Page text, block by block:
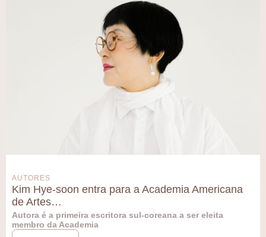
AUTORES
Kim Hye-soon entra para a Academia Americana
de Artes…
Autora é a primeira escritora sul-coreana a ser eleita
membro da Academia